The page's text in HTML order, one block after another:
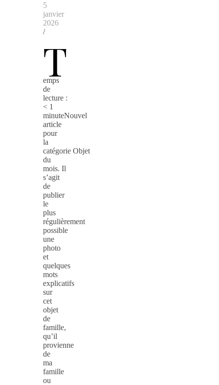
5
janvier
2026
/
T
emps
de
lecture :
< 1
minuteNouvel
article
pour
la
catégorie Objet
du
mois. Il
s’agit
de
publier
le
plus
régulièrement
possible
une
photo
et
quelques
mots
explicatifs
sur
cet
objet
de
famille,
qu’il
provienne
de
ma
famille
ou